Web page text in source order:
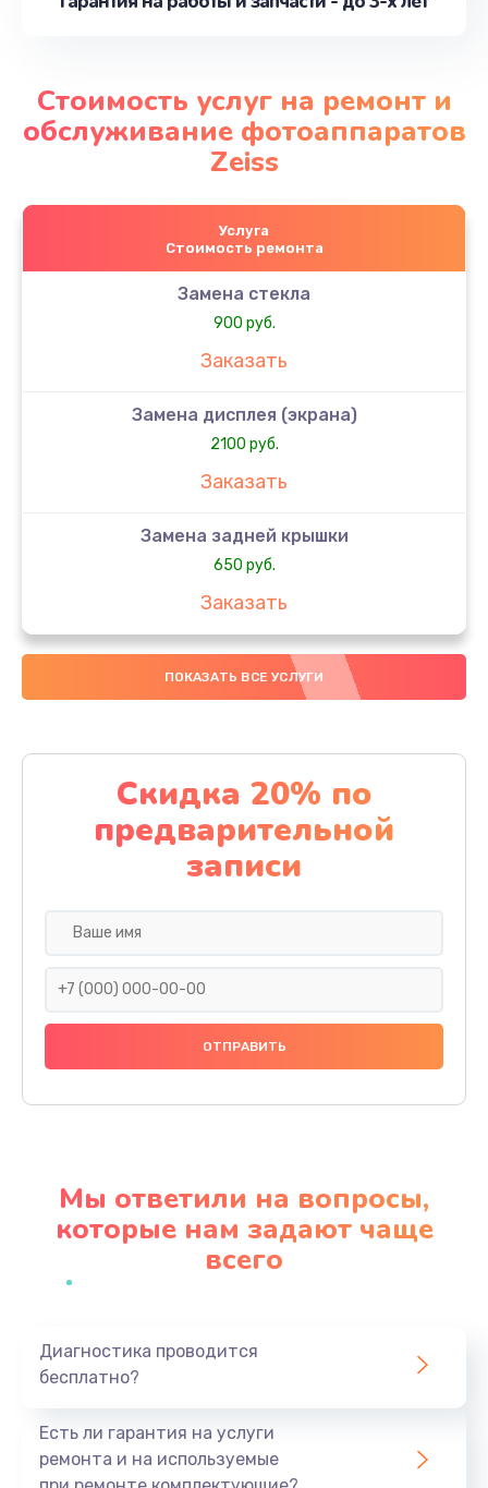
Стоимость услуг на ремонт и
обслуживание фотоаппаратов
Zeiss
Услуга
Стоимость ремонта
Замена стекла
900 руб.
Заказать
Замена дисплея (экрана)
2100 руб.
Заказать
Замена задней крышки
650 руб.
Заказать
Замена аккумулятора
4000 руб.
Замена материнской платы
1100 руб.
Заказать
Замена праймера
1000 руб.
Заказать
Профилактическая чистка
Заказать
ПОКАЗАТЬ ВСЕ УСЛУГИ
Скидка 20% по
предварительной
записи
Мы ответили на вопросы,
которые нам задают чаще
всего
Диагностика проводится
бесплатно?
Есть ли гарантия на услуги
ремонта и на используемые